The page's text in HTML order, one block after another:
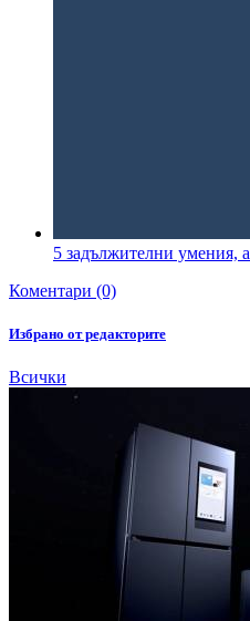
5 задължителни умения,
Коментари (0)
Избрано от редакторите
Всички